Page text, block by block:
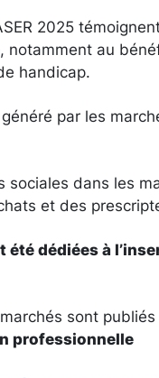
2025 témoignent
, notamment au
handicap.
généré par les
sociales dans les
et des
été dédiées à
sont
professionnelle